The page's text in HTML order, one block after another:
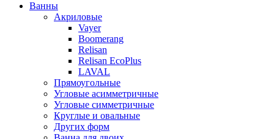
Ванны
Акриловые
Vayer
Boomerang
Relisan
Relisan EcoPlus
LAVAL
Прямоугольные
Угловые асимметричные
Угловые симметричные
Круглые и овальные
Других форм